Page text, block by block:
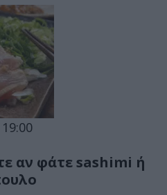
19:00
αν φάτε sashimi ή